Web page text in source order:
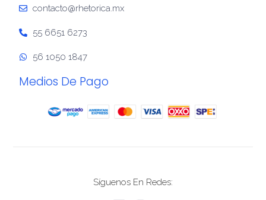
contacto@rhetorica.mx
55 6651 6273
56 1050 1847
Medios De Pago
Síguenos En Redes: